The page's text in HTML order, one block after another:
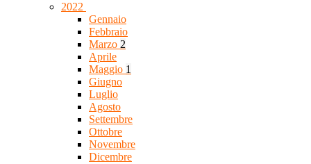
2022
Gennaio
Febbraio
Marzo 2
Aprile
Maggio 1
Giugno
Luglio
Agosto
Settembre
Ottobre
Novembre
Dicembre